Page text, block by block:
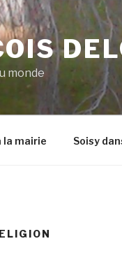
monde
la mairie Soisy